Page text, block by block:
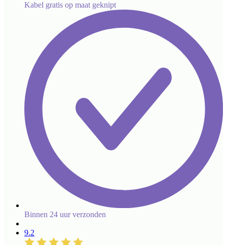
Kabel gratis op maat geknipt
Binnen 24 uur verzonden
9.2